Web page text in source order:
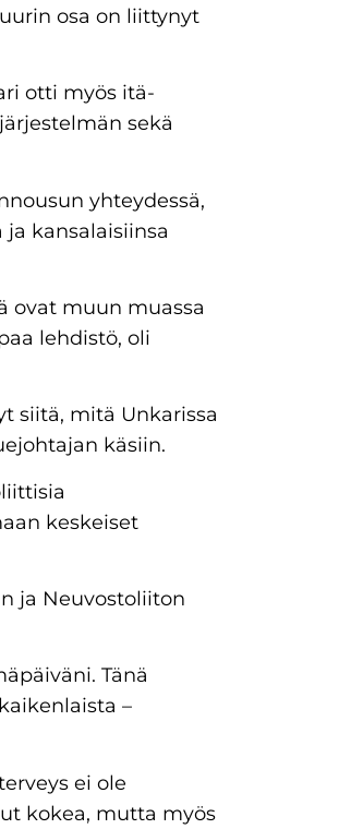
osa on liittynyt
otti myös itä-
sekä
yhteydessä,
kansalaisiinsa
ovat muun muassa
lehdistö, oli
siitä, mitä Unkarissa
käsiin.
keskeiset
ja Neuvostoliiton
Tänä
–
ei ole
kokea, mutta myös